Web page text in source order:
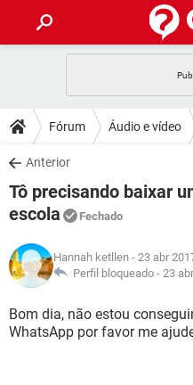
CELULAR
OUTLOOK
INSTAGRAM
GUIA DE COMPRAS
DICAS
JOGOS
OUTLOOK
GUIA DE COMPRAS
DOWNLOADS
JOGOS
CELULAR
OUTLOOK
INSTAGRAM
GUIA DE COMPRAS
FÓRUM
CELULAR
INSTAGRAM
GLOSSÁRIO
JOGOS
CELULAR
Fórum Áudio e vídeo
Anterior
Tô precisando baixar
escola
Fechado
Hannah ketllen - 23 abr
Perfil bloqueado - 23
Bom dia, não estou
WhatsApp por favor me